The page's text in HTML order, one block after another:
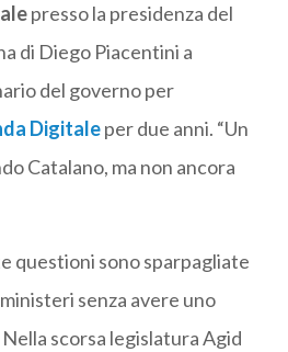
presso la presidenza del
di Diego Piacentini a
del governo per
Digitaleper due anni. “Un
Catalano, ma non ancora
questioni sono sparpagliate
senza avere uno
scorsa legislatura Agid